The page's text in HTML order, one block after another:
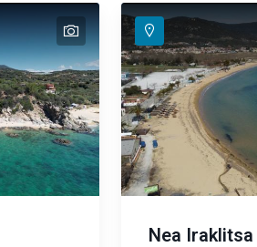
text
text
text
Nea